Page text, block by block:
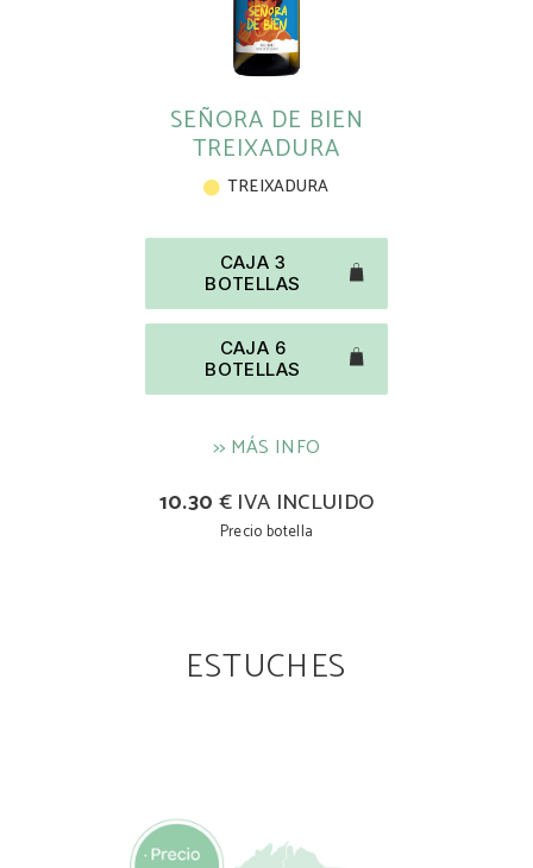
SEÑORA DE BIEN
TREIXADURA
TREIXADURA
CAJA 3
BOTELLAS
CAJA 6
BOTELLAS
>> MÁS INFO
10.30 € IVA INCLUIDO
Precio botella
ESTUCHES